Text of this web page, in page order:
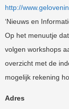
http://
‘Nieuws en
Op het menuutje
volgen workshops
overzicht met de
mogelijk rekening
Adres